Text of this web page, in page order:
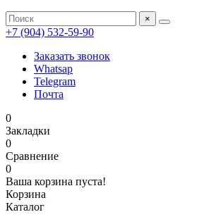
×
+7 (904) 532-59-90
Заказать звонок
Whatsap
Telegram
Почта
0
Закладки
0
Сравнение
0
Ваша корзина пуста!
Корзина
Каталог